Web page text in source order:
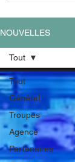
NOUVELLES
Tout
Général
Troupes
Agence
Partenaires
Tout